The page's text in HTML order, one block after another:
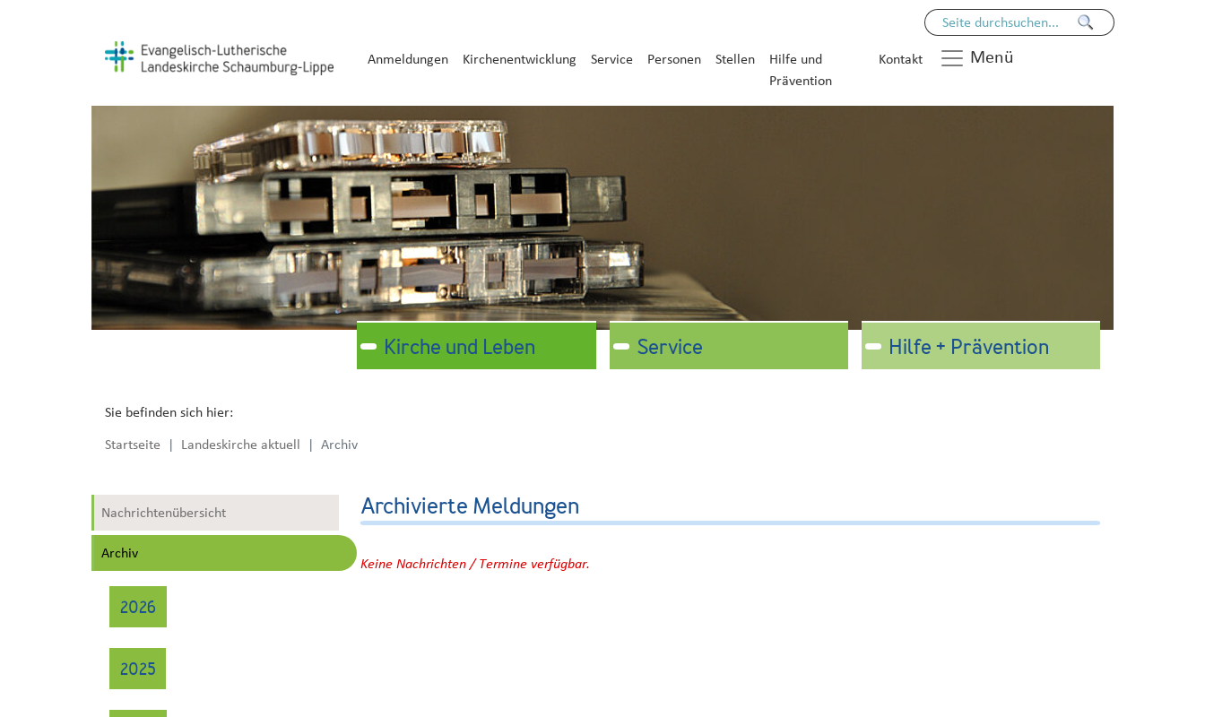
Anmeldungen Kirchenentwicklung Service Personen Stellen
Hilfe und
Prävention
Kontakt Menü
Kirche und Leben Service Hilfe + Prävention
Sie befinden sich hier:
Startseite Landeskirche aktuell Archiv
Nachrichtenübersicht
Archiv
2026
2025
Archivierte Meldungen
Keine Nachrichten / Termine verfügbar.